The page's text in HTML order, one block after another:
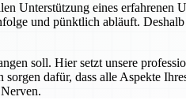
Unterstützung eines erfahrenen
und pünktlich abläuft.
soll. Hier setzt unsere
dafür, dass alle Aspekte